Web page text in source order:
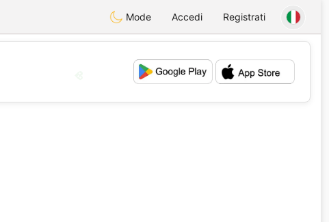
Mode Accedi Registrati